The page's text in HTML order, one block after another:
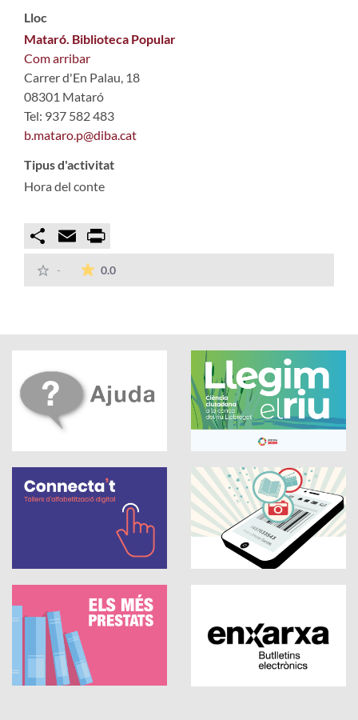
Lloc
Mataró. Biblioteca Popular
Com arribar
Carrer d'En Palau, 18
08301 Mataró
Tel: 937 582 483
b.mataro.p@diba.cat
Tipus d'activitat
Hora del conte
Compartir
Email
- 0.0La mitjana de les valoracions és de 0